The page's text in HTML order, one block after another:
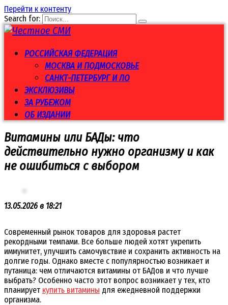
Перейти к контенту
Search for:
РОССИЙСКАЯ ФЕДЕРАЦИЯ
МОСКВА И ПОДМОСКОВЬЕ
САНКТ-ПЕТЕРБУРГ И ЛО
ЭКСКЛЮЗИВЫ
ЗА РУБЕЖОМ
ОБ ИЗДАНИИ
Витамины или БАДы: что
действительно нужно организму и как
не ошибиться с выбором
13.05.2026 в 18:21
Современный рынок товаров для здоровья растет
рекордными темпами. Все больше людей хотят укрепить
иммунитет, улучшить самочувствие и сохранить активность на
долгие годы. Однако вместе с популярностью возникает и
путаница: чем отличаются витамины от БАДов и что лучше
выбрать? Особенно часто этот вопрос возникает у тех, кто
планирует купить витамины для ежедневной поддержки
организма.